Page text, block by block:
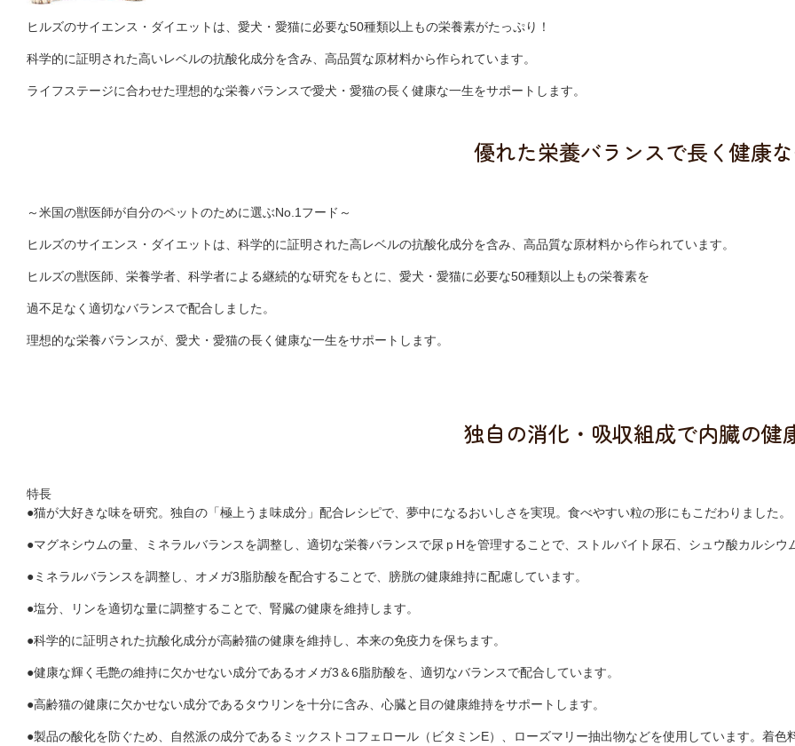
ヒルズのサイエンス・ダイエットは、愛犬・愛猫に必要な50種類以上もの栄養素がたっぷり！
科学的に証明された高いレベルの抗酸化成分を含み、高品質な原材料から作られています。
ライフステージに合わせた理想的な栄養バランスで愛犬・愛猫の長く健康な一生をサポートします。
優れた栄養バランスで長く健康
～米国の獣医師が自分のペットのために選ぶNo.1フード～
ヒルズのサイエンス・ダイエットは、科学的に証明された高レベルの抗酸化成分を含み、高品質な原材料から作られています。
ヒルズの獣医師、栄養学者、科学者による継続的な研究をもとに、愛犬・愛猫に必要な50種類以上もの栄養素を
過不足なく適切なバランスで配合しました。
理想的な栄養バランスが、愛犬・愛猫の長く健康な一生をサポートします。
独自の消化・吸収組成で内臓の健
特長
●猫が大好きな味を研究。独自の「極上うま味成分」配合レシピで、夢中になるおいしさを実現。食べやすい粒の形にもこだわりました。
●マグネシウムの量、ミネラルバランスを調整し、適切な栄養バランスで尿ｐHを管理することで、ストルバイト尿石、シュウ酸カルシウ
●ミネラルバランスを調整し、オメガ3脂肪酸を配合することで、膀胱の健康維持に配慮しています。
●塩分、リンを適切な量に調整することで、腎臓の健康を維持します。
●科学的に証明された抗酸化成分が高齢猫の健康を維持し、本来の免疫力を保ちます。
●健康な輝く毛艶の維持に欠かせない成分であるオメガ3＆6脂肪酸を、適切なバランスで配合しています。
●高齢猫の健康に欠かせない成分であるタウリンを十分に含み、心臓と目の健康維持をサポートします。
●製品の酸化を防ぐため、自然派の成分であるミックストコフェロール（ビタミンE）、ローズマリー抽出物などを使用しています。着色